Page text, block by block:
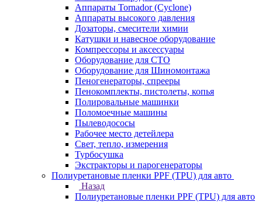
Аппараты Tornador (Cyclone)
Аппараты высокого давления
Дозаторы, смесители химии
Катушки и навесное оборудование
Компрессоры и аксессуары
Оборудование для СТО
Оборудование для Шиномонтажа
Пеногенераторы, спрееры
Пенокомплекты, пистолеты, копья
Полировальные машинки
Поломоечные машины
Пылеводососы
Рабочее место детейлера
Свет, тепло, измерения
Турбосушка
Экстракторы и парогенераторы
Полиуретановые пленки PPF (TPU) для авто
Назад
Полиуретановые пленки PPF (TPU) для авто